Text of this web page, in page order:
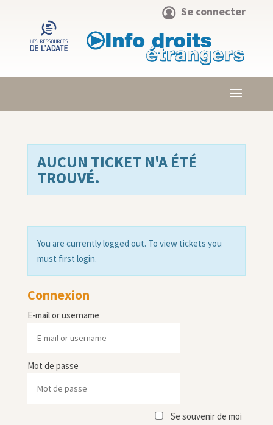
Se connecter
AUCUN TICKET N'A ÉTÉ
TROUVÉ.
You are currently logged out. To view tickets you
must first login.
Connexion
E-mail or username
Mot de passe
Se souvenir de moi